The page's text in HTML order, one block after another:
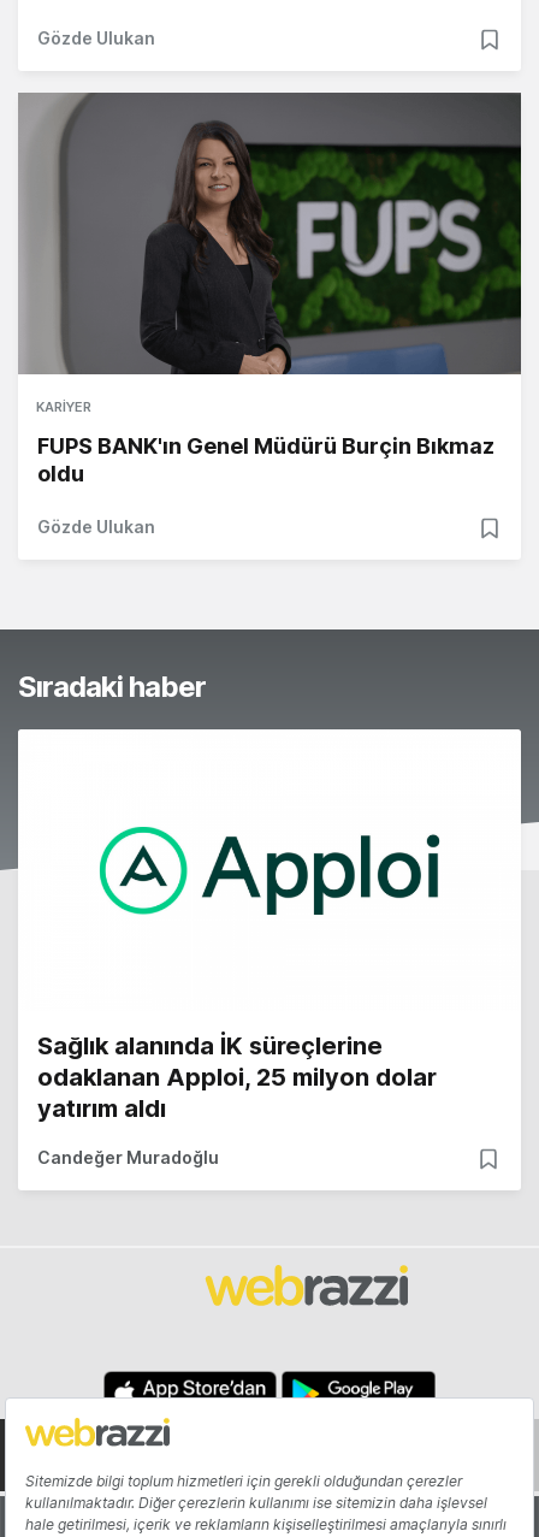
Gözde Ulukan
KARIYER
FUPS BANK'ın Genel Müdürü Burçin Bıkmaz
oldu
Gözde Ulukan
Sıradaki haber
Sağlık alanında İK süreçlerine
odaklanan Apploi, 25 milyon dolar
yatırım aldı
Candeğer Muradoğlu
Hakkında Yazarlar